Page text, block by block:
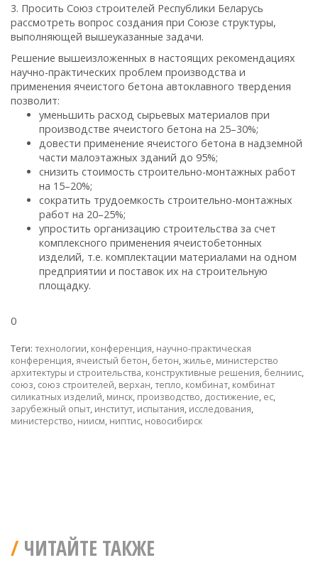
3. Просить Союз строителей Республики Беларусь
рассмотреть вопрос создания при Союзе структуры,
выполняющей вышеуказанные задачи.
Решение вышеизложенных в настоящих рекомендациях
научно-практических проблем производства и
применения ячеистого бетона автоклавного твердения
позволит:
уменьшить расход сырьевых материалов при
производстве ячеистого бетона на 25–30%;
довести применение ячеистого бетона в надземной
части малоэтажных зданий до 95%;
снизить стоимость строительно-монтажных работ
на 15–20%;
сократить трудоемкость строительно-монтажных
работ на 20–25%;
упростить организацию строительства за счет
комплексного применения ячеистобетонных
изделий, т.е. комплектации материалами на одном
предприятии и поставок их на строительную
площадку.
0
Теги: технологии, конференция, научно-практическая
конференция, ячеистый бетон, бетон,жилье, министерство
архитектуры и строительства, конструктивные решения, белниис,
союз, союз строителей, верхан,тепло, комбинат, комбинат
силикатных изделий, минск, производство, достижение, ес,
зарубежный опыт, институт, испытания, исследования,
министерство, ниисм, ниптис, новосибирск
ЧИТАЙТЕ ТАКЖЕ